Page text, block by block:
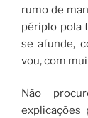
rumo de
périplo pola
se afunde,
vou, com
Não
explicações